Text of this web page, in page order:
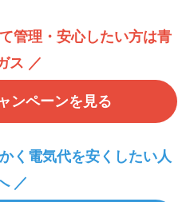
管理・安心したい方は青
ス ／
ンペーンを見る
く電気代を安くしたい人
／